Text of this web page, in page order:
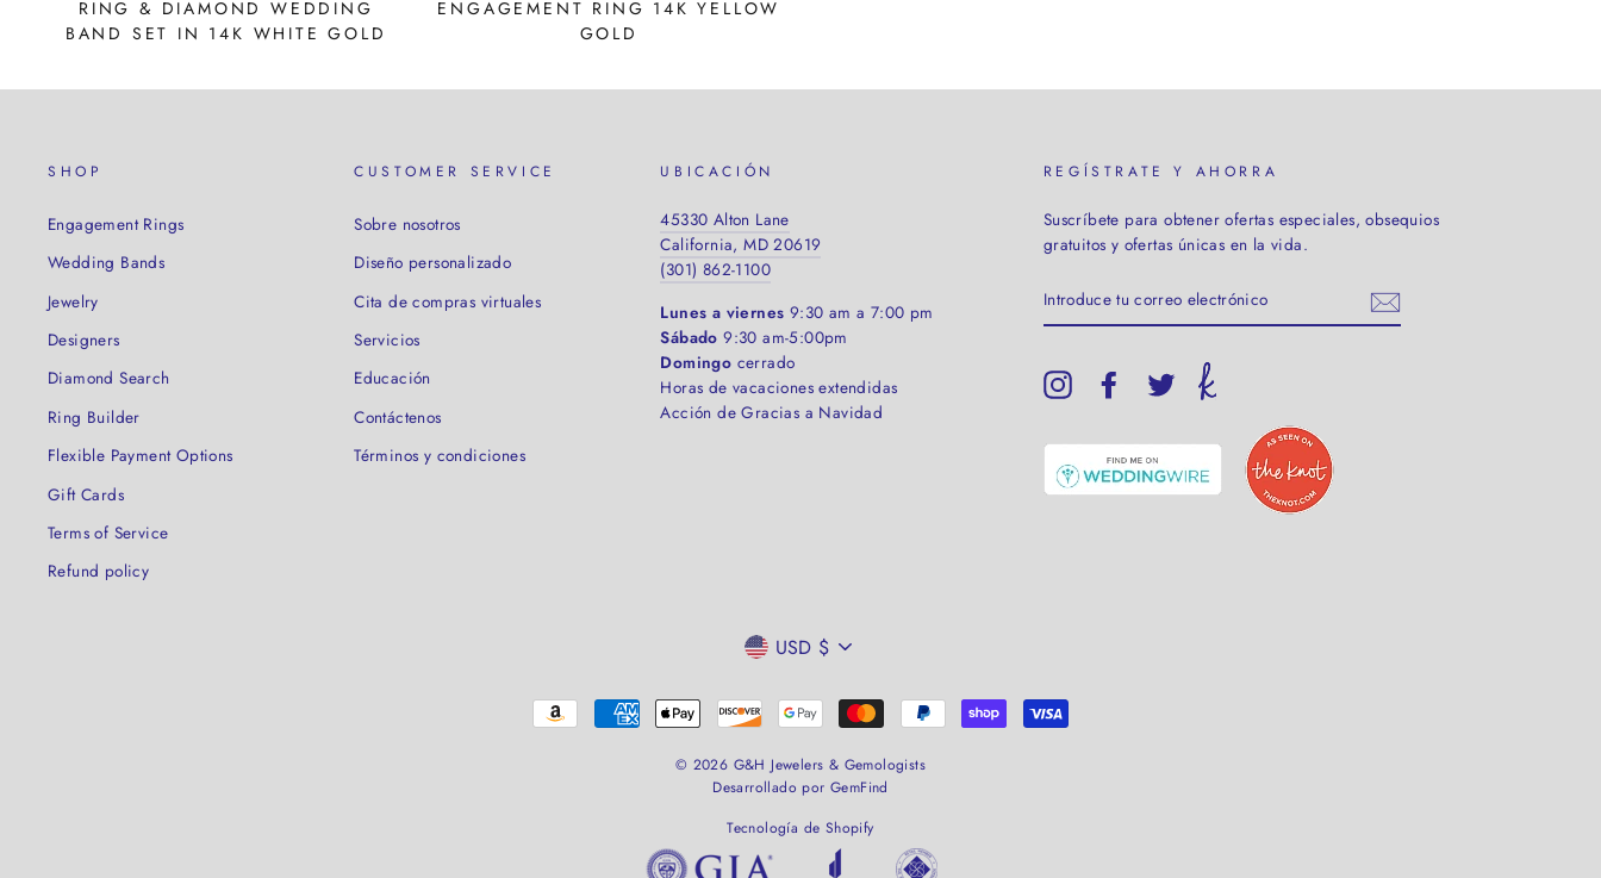
RING & DIAMOND WEDDING
BAND SET IN 14K WHITE GOLD
ENGAGEMENT RING 14K YELLOW
GOLD
SHOP
Engagement Rings
Wedding Bands
Jewelry
Designers
Diamond Search
Ring Builder
Flexible Payment Options
Gift Cards
Terms of Service
Refund policy
CUSTOMER SERVICE
Sobre nosotros
Diseño personalizado
Cita de compras virtuales
Servicios
Educación
Contáctenos
Términos y condiciones
UBICACIÓN
45330 Alton Lane
California, MD 20619
(301) 862-1100
Lunes a viernes 9:30 am a 7:00 pm
Sábado 9:30 am-5:00pm
Domingo cerrado
Horas de vacaciones extendidas
Acción de Gracias a Navidad
REGÍSTRATE Y AHORRA
Suscríbete para obtener ofertas especiales, obsequios
gratuitos y ofertas únicas en la vida.
TU
CORREO
InstagramFacebookTwitter
MONEDA
USD $
© 2026 G&H Jewelers & Gemologists
Desarrollado por GemFind
Tecnología de Shopify